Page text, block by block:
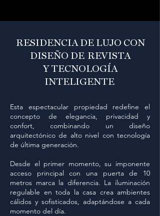
RESIDENCIA DE LUJO CON
DISEÑO DE REVISTA
Y TECNOLOGÍA
INTELIGENTE
Esta espectacular propiedad redefine el
concepto de elegancia, privacidad y
confort, combinando un diseño
arquitectónico de alto nivel con tecnología
de última generación.
Desde el primer momento, su imponente
acceso principal con una puerta de 10
metros marca la diferencia. La iluminación
regulable en toda la casa crea ambientes
cálidos y sofisticados, adaptándose a cada
momento del día.